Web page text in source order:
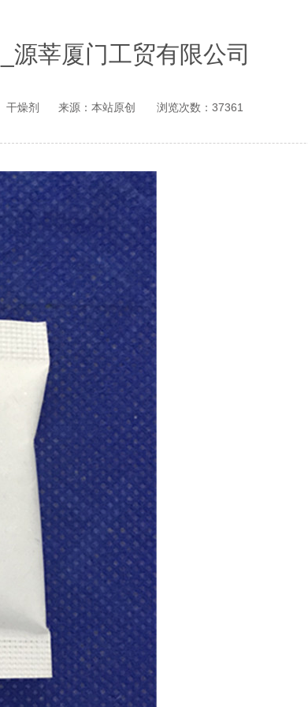
源莘厦门工贸有限公司
干燥剂 来源：本站原创 浏览次数：37361